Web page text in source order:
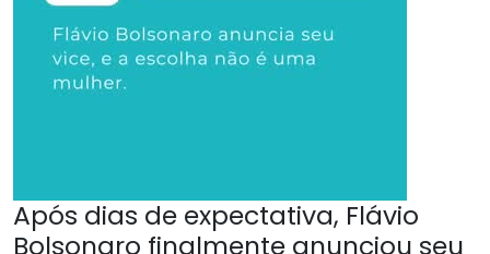
Após dias de expectativa, Flávio
Bolsonaro finalmente anunciou seu